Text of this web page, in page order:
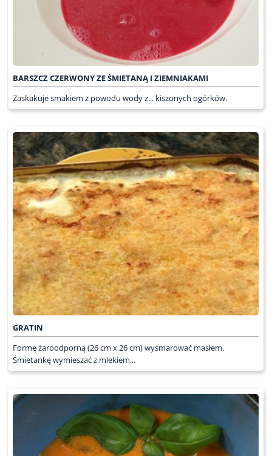
BARSZCZ CZERWONY ZE ŚMIETANĄ I ZIEMNIAKAMI
Zaskakuje smakiem z powodu wody z... kiszonych ogórków.
GRATIN
Formę żaroodporną (26 cm x 26 cm) wysmarować masłem.
Śmietankę wymieszać z mlekiem...